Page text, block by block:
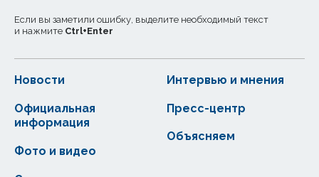
Если вы заметили ошибку, выделите необходимый текст
и нажмите Ctrl+Enter
Новости
Официальная
информация
Интервью и мнения
Фото и видео
Пресс-центр
Объясняем